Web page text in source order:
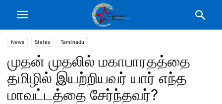
News States Tamilnadu
முதன் முதலில் மகாபாரதத்தை
தமிழில் இயற்றியவர் யார் எந்த
மாவட்டத்தை சேர்ந்தவர்?